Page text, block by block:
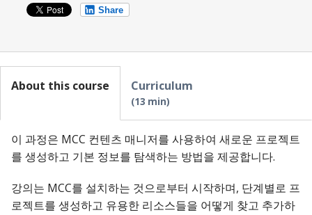
Share
About this course
이 과정은 MCC 컨텐츠 매니저를 사용하여 새로운 프로젝트
를 생성하고 기본 정보를 탐색하는 방법을 제공합니다.
강의는 MCC를 설치하는 것으로부터 시작하며, 단계별로 프
로젝트를 생성하고 유용한 리소스들을 어떻게 찾고 추가하
Curriculum
13 min